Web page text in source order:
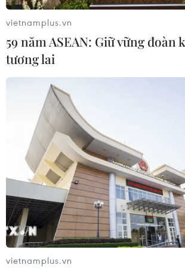
CƠ QUAN CHỦ QUẢN: THÔNG TẤN XÃ VIỆT NAM
Tổng Biên tập: TRẦN TIẾN DUẨN
Phó Tổng Biên tập: NGUYỄN THỊ TÁM,
THỦY
Sở hữu trí tuệ
Quy định
RSS
Hỗ trợ
Ngôn ngữ
TTXVN
vietnamplus.vn
59 năm ASEAN: Giữ vững đoàn
tương lai
vietnamplus.vn